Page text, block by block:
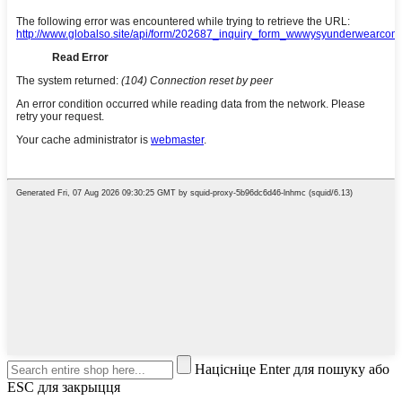
Націсніце Enter для пошуку або
ESC для закрыцця